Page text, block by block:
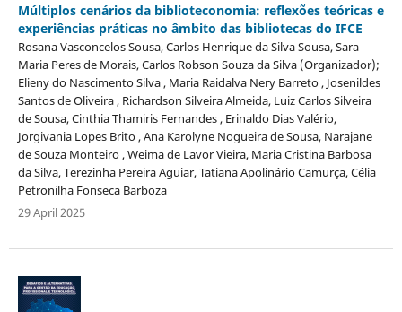
Múltiplos cenários da biblioteconomia: reflexões teóricas e
experiências práticas no âmbito das bibliotecas do IFCE
Rosana Vasconcelos Sousa, Carlos Henrique da Silva Sousa, Sara
Maria Peres de Morais, Carlos Robson Souza da Silva (Organizador);
Elieny do Nascimento Silva , Maria Raidalva Nery Barreto , Josenildes
Santos de Oliveira , Richardson Silveira Almeida, Luiz Carlos Silveira
de Sousa, Cinthia Thamiris Fernandes , Erinaldo Dias Valério,
Jorgivania Lopes Brito , Ana Karolyne Nogueira de Sousa, Narajane
de Souza Monteiro , Weima de Lavor Vieira, Maria Cristina Barbosa
da Silva, Terezinha Pereira Aguiar, Tatiana Apolinário Camurça, Célia
Petronilha Fonseca Barboza
29 April 2025